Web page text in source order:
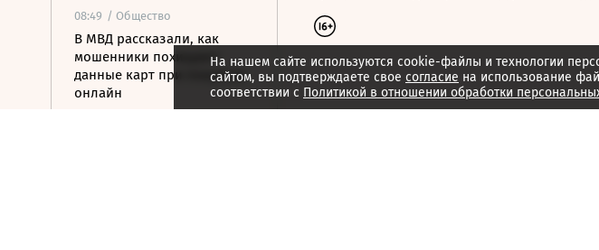
08:49 / Общество
В МВД рассказали, как
мошенники похищают
данные карт при покупках
онлайн
На нашем сайте используются cookie-файлы и технологии
сайтом, вы подтверждаете свое согласие на использование
соответствии с Политикой в отношении обработки